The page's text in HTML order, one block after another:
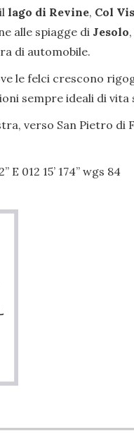
lago di Revine, Col
alle spiagge di Jesolo,
di automobile.
le felci crescono
sempre ideali di vita
verso San Pietro di
15’ 174’’ wgs 84